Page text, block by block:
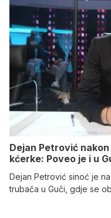
Dejan Petrović
kćerke: Poveo je i u
Dejan Petrović sinoć je
trubača u Guči, gdje se